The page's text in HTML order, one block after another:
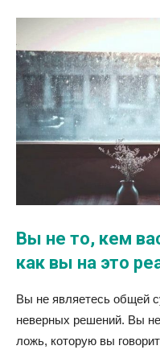
Вы не то, кем
как вы на это
Вы не являетесь общей
неверных решений. Вы
ложь, которую вы